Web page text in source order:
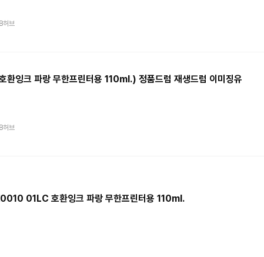
허브
잉크 파랑 무한프린터용 110ml.) 정품드럼 재생드럼 이미징유
허브
01LC 호환잉크 파랑 무한프린터용 110ml.